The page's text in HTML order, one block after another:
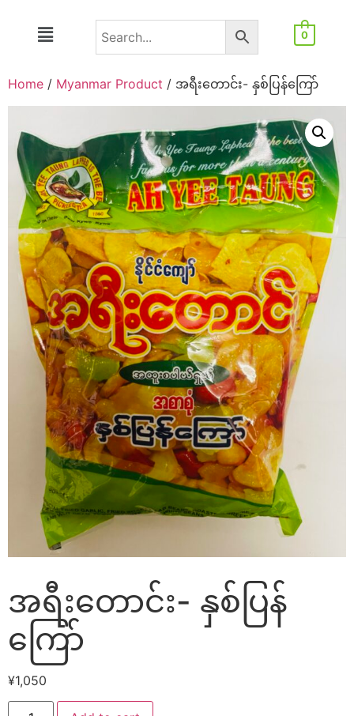
0
Home / Myanmar Product / အရီးတောင်း- နှစ်ပြန်ကြော်
အရီးတောင်း- နှစ်ပြန်
ကြော်
¥1,050